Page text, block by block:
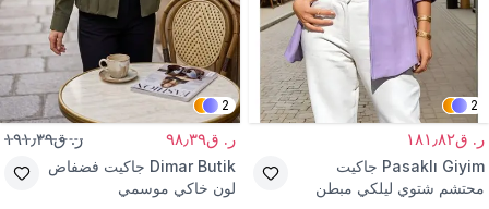
2
ر. ق١٨١٫٨٢
Pasaklı Giyim جاكيت
محتشم شتوي ليلكي مبطن
2
ر. ق٩٨٫٣٩ ر. ق١٩١٫٣٩
Dimar Butik جاكيت فضفاض
لون خاكي موسمي